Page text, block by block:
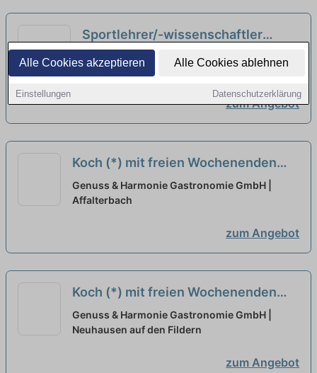
Alle Cookies akzeptieren Alle Cookies ablehnen
Einstellungen Datenschutzerklärung
Sportlehrer/-wissenschaftler
(m/w/d) - Minijob Wochenende
rehamed GmbH | Stuttgart
zum Angebot
Koch (*) mit freien Wochenenden
neu
Genuss & Harmonie Gastronomie GmbH |
Affalterbach
zum Angebot
Koch (*) mit freien Wochenenden
neu
Genuss & Harmonie Gastronomie GmbH |
Neuhausen auf den Fildern
zum Angebot